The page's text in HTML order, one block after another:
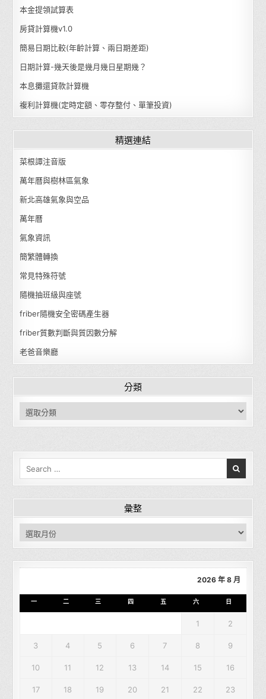
本金提領試算表
房貸計算機v1.0
簡易日期比較(年齡計算、兩日期差距)
日期計算-幾天後是幾月幾日星期幾？
本息攤還貸款計算機
複利計算機(定時定額、零存整付、單筆投資)
精選連結
菜根譚注音版
萬年曆與樹林區氣象
新北高雄氣象與空品
萬年曆
氣象資訊
簡繁體轉換
常見特殊符號
隨機抽班級與座號
friber隨機安全密碼產生器
friber質數判斷與質因數分解
老爸音樂廳
分類
分類
彙整
彙整
2026 年 8 月
一 二 三 四 五 六 日
1 2
3 4 5 6 7 8 9
10 11 12 13 14 15 16
17 18 19 20 21 22 23